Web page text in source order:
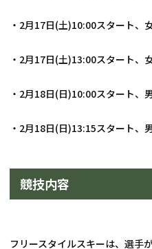
・2月17日(土)10:00スタート、
・2月17日(土)13:00スタート、
・2月18日(日)10:00スタート、
・2月18日(日)13:15スタート、
競技内容
フリースタイルスキーは、選手